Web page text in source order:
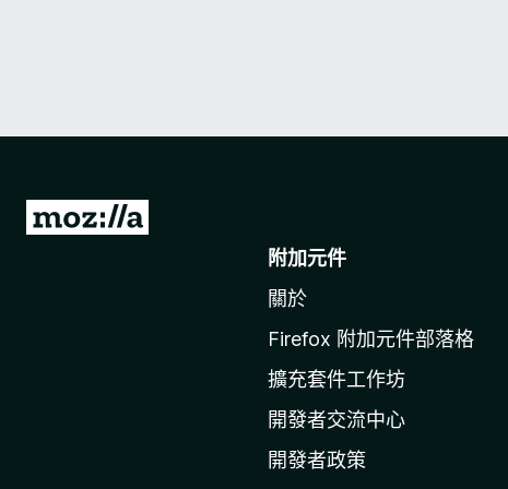
前
附加元件
關於
Firefox 附加元件部落格
擴充套件工作坊
開發者交流中心
開發者政策